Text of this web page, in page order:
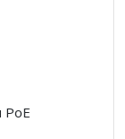
PoE